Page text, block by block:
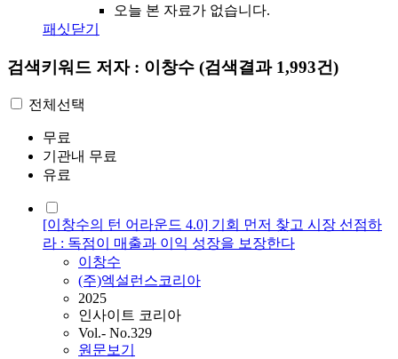
오늘 본 자료가 없습니다.
패싯닫기
검색키워드 저자 : 이창수 (검색결과 1,993건)
전체선택
무료
기관내 무료
유료
[이창수의 턴 어라운드 4.0] 기회 먼저 찾고 시장 선점하
라 : 독점이 매출과 이익 성장을 보장한다
이창수
(주)엑설런스코리아
2025
인사이트 코리아
Vol.- No.329
원문보기